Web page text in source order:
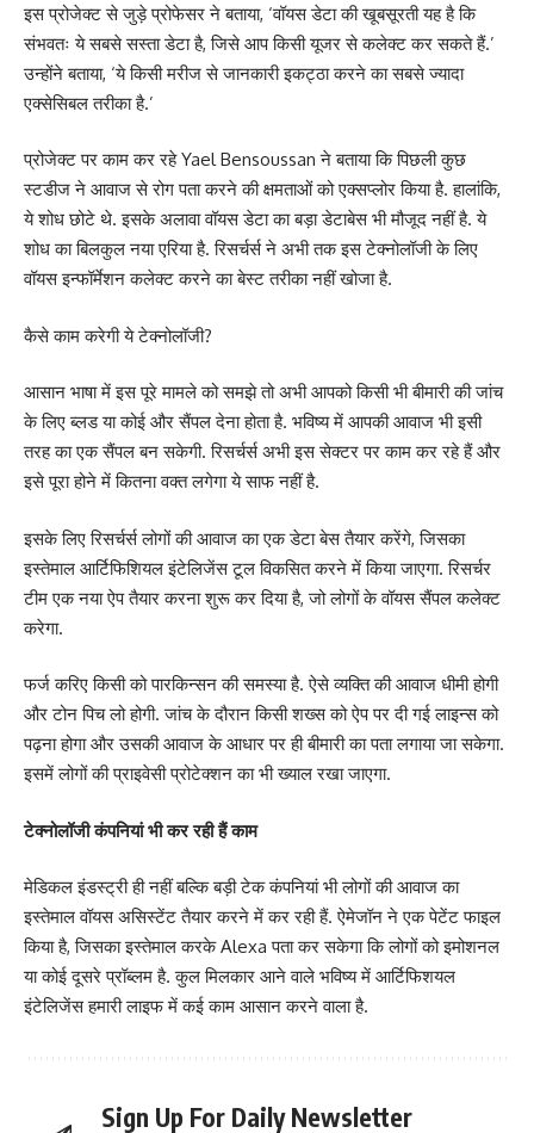
इस प्रोजेक्ट से जुड़े प्रोफेसर ने बताया, ‘वॉयस डेटा की खूबसूरती यह है कि
संभवतः ये सबसे सस्ता डेटा है, जिसे आप किसी यूजर से कलेक्ट कर सकते हैं.’
उन्होंने बताया, ‘ये किसी मरीज से जानकारी इकट्ठा करने का सबसे ज्यादा
एक्सेसिबल तरीका है.’
प्रोजेक्ट पर काम कर रहे Yael Bensoussan ने बताया कि पिछली कुछ
स्टडीज ने आवाज से रोग पता करने की क्षमताओं को एक्सप्लोर किया है. हालांकि,
ये शोध छोटे थे. इसके अलावा वॉयस डेटा का बड़ा डेटाबेस भी मौजूद नहीं है. ये
शोध का बिलकुल नया एरिया है. रिसर्चर्स ने अभी तक इस टेक्नोलॉजी के लिए
वॉयस इन्फॉर्मेशन कलेक्ट करने का बेस्ट तरीका नहीं खोजा है.
कैसे काम करेगी ये टेक्नोलॉजी?
आसान भाषा में इस पूरे मामले को समझे तो अभी आपको किसी भी बीमारी की जांच
के लिए ब्लड या कोई और सैंपल देना होता है. भविष्य में आपकी आवाज भी इसी
तरह का एक सैंपल बन सकेगी. रिसर्चर्स अभी इस सेक्टर पर काम कर रहे हैं और
इसे पूरा होने में कितना वक्त लगेगा ये साफ नहीं है.
इसके लिए रिसर्चर्स लोगों की आवाज का एक डेटा बेस तैयार करेंगे, जिसका
इस्तेमाल आर्टिफिशियल इंटेलिजेंस टूल विकसित करने में किया जाएगा. रिसर्चर
टीम एक नया ऐप तैयार करना शुरू कर दिया है, जो लोगों के वॉयस सैंपल कलेक्ट
करेगा.
फर्ज करिए किसी को पारकिन्सन की समस्या है. ऐसे व्यक्ति की आवाज धीमी होगी
और टोन पिच लो होगी. जांच के दौरान किसी शख्स को ऐप पर दी गई लाइन्स को
पढ़ना होगा और उसकी आवाज के आधार पर ही बीमारी का पता लगाया जा सकेगा.
इसमें लोगों की प्राइवेसी प्रोटेक्शन का भी ख्याल रखा जाएगा.
टेक्नोलॉजी कंपनियां भी कर रही हैं काम
मेडिकल इंडस्ट्री ही नहीं बल्कि बड़ी टेक कंपनियां भी लोगों की आवाज का
इस्तेमाल वॉयस असिस्टेंट तैयार करने में कर रही हैं. ऐमेजॉन ने एक पेटेंट फाइल
किया है, जिसका इस्तेमाल करके Alexa पता कर सकेगा कि लोगों को इमोशनल
या कोई दूसरे प्रॉब्लम है. कुल मिलकार आने वाले भविष्य में आर्टिफिशयल
इंटेलिजेंस हमारी लाइफ में कई काम आसान करने वाला है.
Sign Up For Daily Newsletter